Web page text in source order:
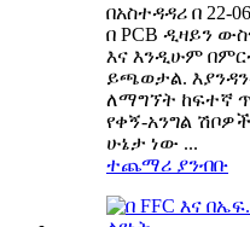
በአስተዳዳሪ በ 22-
በ PCB ዲዛይን
እና እንዲሁም
ይጫወታል.
ለማግኘት ከፍተኛ
የቀኝ-አንግል
ሁኔታ ነው ...
ተጨማሪ ያንብቡ